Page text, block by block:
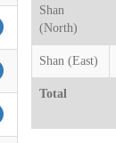
Shan
(North)
Shan (East)
Total